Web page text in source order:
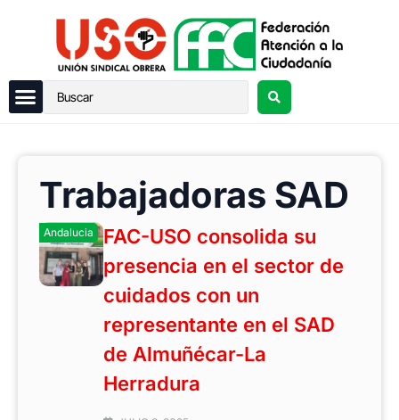
Trabajadoras SAD
Andalucia
FAC-USO consolida su
presencia en el sector de
cuidados con un
representante en el SAD
de Almuñécar-La
Herradura